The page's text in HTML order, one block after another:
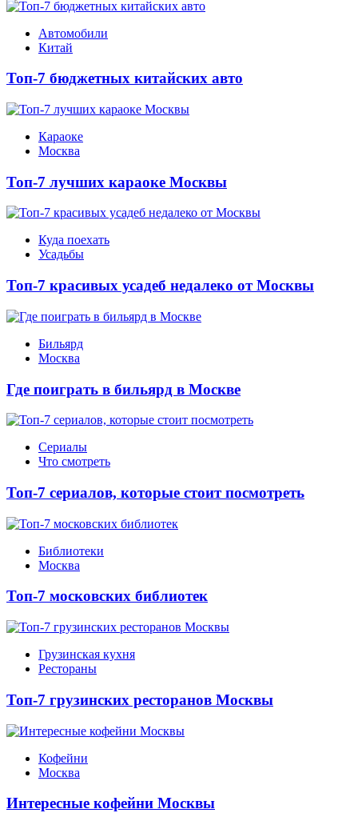
Автомобили
Китай
Топ-7 бюджетных китайских авто
Караоке
Москва
Топ-7 лучших караоке Москвы
Куда поехать
Усадьбы
Топ-7 красивых усадеб недалеко от Москвы
Бильярд
Москва
Где поиграть в бильярд в Москве
Сериалы
Что смотреть
Топ-7 сериалов, которые стоит посмотреть
Библиотеки
Москва
Топ-7 московских библиотек
Грузинская кухня
Рестораны
Топ-7 грузинских ресторанов Москвы
Кофейни
Москва
Интересные кофейни Москвы